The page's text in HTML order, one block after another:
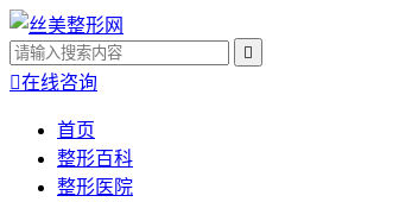

在线咨询
首页
整形百科
整形医院